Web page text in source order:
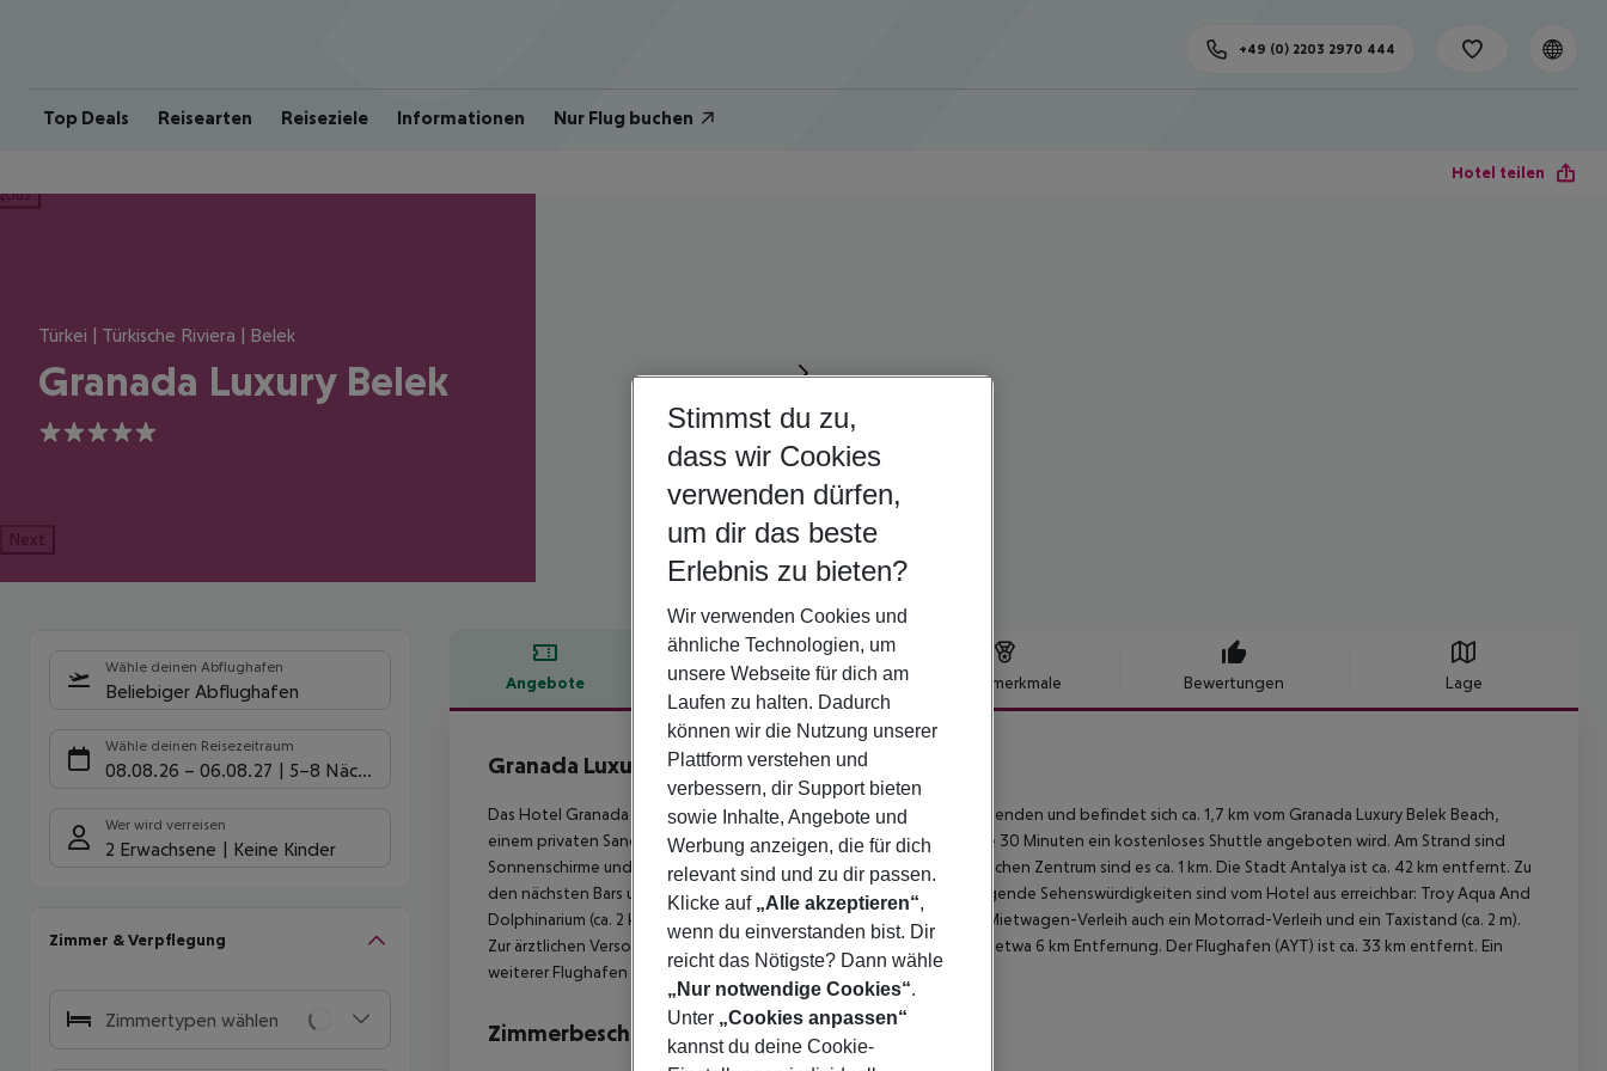
Top Deals Reisearten Reiseziele Informationen Nur Flug buchen
+49 (0) 2203 2970 444
Hotel teilen
Türkei | Türkische Riviera | Belek
Granada Luxury Belek
5
Next
Wähle deinen Abflughafen
Beliebiger Abflughafen
Wähle deinen Reisezeitraum
08.08.26 – 06.08.27 5-8 Nächte
Wer wird verreisen
2 Erwachsene Keine Kinder
Zimmer & Verpflegung
Zimmertypen wählen
Angebote Hotelbeschreibung Hotelmerkmale Bewertungen Lage
Hotelbeschreibung
Granada Luxury Belek
5
Das Hotel Granada Luxury Belek ist speziell beliebt bei Hochzeitsreisenden und befindet sich ca. 1,7 km vom Granada Luxury Belek Beach,
einem privaten Sand-/Kiesstrand, zu dem von April bis November alle 30 Minuten ein kostenloses Shuttle angeboten wird. Am Strand sind
Sonnenschirme und Sonnenliegen kostenlos verfügbar. Zum touristischen Zentrum sind es ca. 1 km. Die Stadt Antalya ist ca. 42 km entfernt. Zu
den nächsten Bars und Restaurants gelangt man nach rund 2 km. Folgende Sehenswürdigkeiten sind vom Hotel aus erreichbar: Troy Aqua And
Dolphinarium (ca. 2 km). Für Mobilität im Urlaub sorgen neben einem Mietwagen-Verleih auch ein Motorrad-Verleih und ein Taxistand (ca. 2 m).
Zur ärztlichen Versorgung im Notfall befindet sich ein Krankenhaus in etwa 6 km Entfernung. Der Flughafen (AYT) ist ca. 33 km entfernt. Ein
weiterer Flughafen (GZP) liegt in etwa 146 km Entfernung.
Zimmerbeschreibung
Stimmst du zu,
dass wir Cookies
verwenden dürfen,
um dir das beste
Erlebnis zu bieten?
Wir verwenden Cookies und
ähnliche Technologien, um
unsere Webseite für dich am
Laufen zu halten. Dadurch
können wir die Nutzung unserer
Plattform verstehen und
verbessern, dir Support bieten
sowie Inhalte, Angebote und
Werbung anzeigen, die für dich
relevant sind und zu dir passen.
Klicke auf „Alle akzeptieren“,
wenn du einverstanden bist. Dir
reicht das Nötigste? Dann wähle
„Nur notwendige Cookies“.
Unter „Cookies anpassen“
kannst du deine Cookie-